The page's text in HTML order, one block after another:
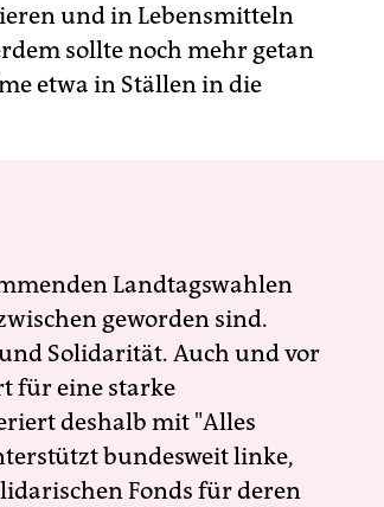
und in Lebensmitteln
sollte noch mehr getan
etwa in Ställen in die
Landtagswahlen
geworden sind.
Solidarität. Auch und vor
für eine starke
deshalb mit "Alles
bundesweit linke,
Fonds für deren